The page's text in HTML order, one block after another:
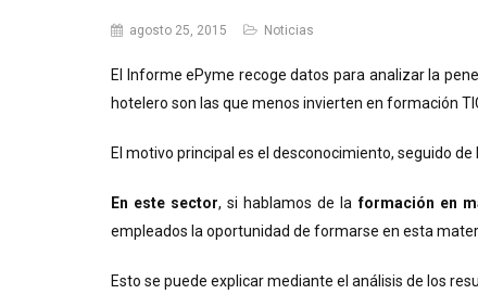
agosto 25, 2015 Noticias
El Informe ePyme recoge datos para analizar la
hotelero son las que menos invierten en formación
El motivo principal es el desconocimiento, seguido
En este sector, si hablamos de la formación en
empleados la oportunidad de formarse en esta
Esto se puede explicar mediante el análisis de los